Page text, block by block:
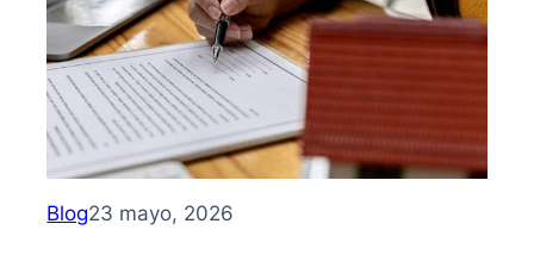
su
importancia
y
beneficios
Blog23 mayo, 2026